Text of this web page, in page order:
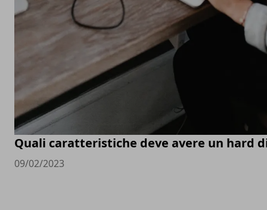
Quali caratteristiche deve avere un hard
09/02/2023